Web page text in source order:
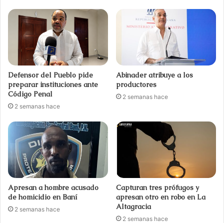
Defensor del Pueblo pide
preparar instituciones ante
Código Penal
2 semanas hace
Abinader atribuye a los
productores
2 semanas hace
Apresan a hombre acusado
de homicidio en Baní
2 semanas hace
Capturan tres prófugos y
apresan otro en robo en La
Altagracia
2 semanas hace